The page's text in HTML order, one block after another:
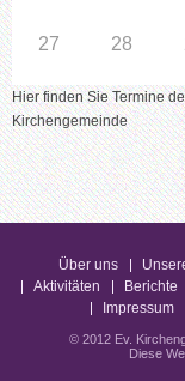
27 28
Hier finden Sie Termine
Kirchengemeinde
Über uns
Aktivitäten
Berichte
Impressum
© 2012 Ev.
Diese